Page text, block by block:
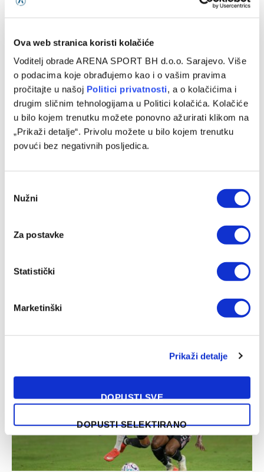
Ova web stranica koristi kolačiće
Voditelj obrade ARENA SPORT BH d.o.o. Sarajevo. Više
o podacima koje obrađujemo kao i o vašim pravima
pročitajte u našoj Politici privatnosti, a o kolačićima i
drugim sličnim tehnologijama u Politici kolačića. Kolačiće
u bilo kojem trenutku možete ponovno ažurirati klikom na
„Prikaži detalje“. Privolu možete u bilo kojem trenutku
povući bez negativnih posljedica.
Selection
Nužni
Za postavke
Statistički
Marketinški
Prikaži detalje
DOPUSTI SVE
DOPUSTI SELEKTIRANO
Nova tri potpisa na Grbavici
05/08/2026